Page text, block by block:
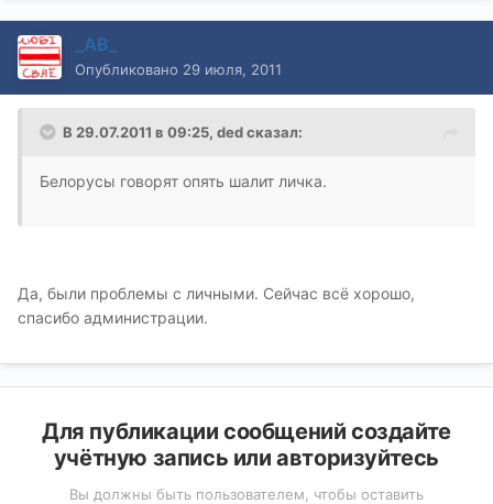
_AB_
Опубликовано 29 июля, 2011
В 29.07.2011 в 09:25, ded сказал:
Белорусы говорят опять шалит личка.
Да, были проблемы с личными. Сейчас всё хорошо,
спасибо администрации.
Для публикации сообщений создайте
учётную запись или авторизуйтесь
Вы должны быть пользователем, чтобы оставить